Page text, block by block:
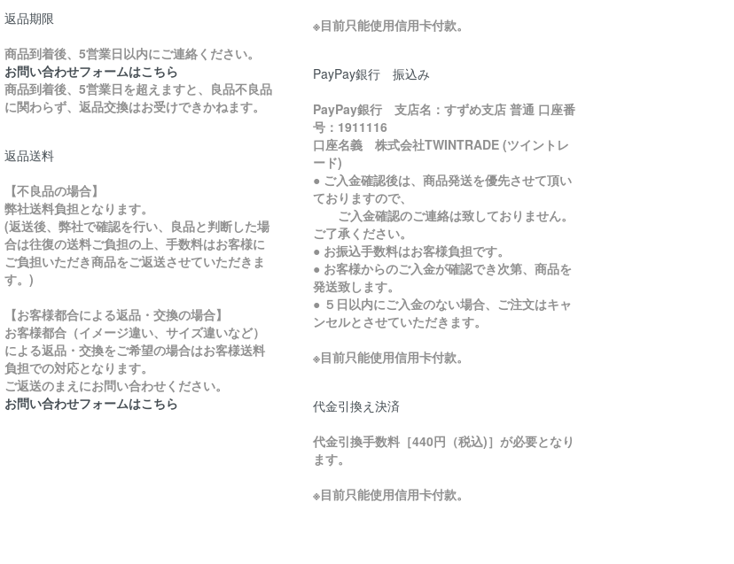
返品期限
商品到着後、5営業日以内にご連絡ください。
お問い合わせフォームはこちら
商品到着後、5営業日を超えますと、良品不良品
に関わらず、返品交換はお受けできかねます。
返品送料
【不良品の場合】
弊社送料負担となります。
(返送後、弊社で確認を行い、良品と判断した場
合は往復の送料ご負担の上、手数料はお客様に
ご負担いただき商品をご返送させていただきま
す。)
【お客様都合による返品・交換の場合】
お客様都合（イメージ違い、サイズ違いなど）
による返品・交換をご希望の場合はお客様送料
負担での対応となります。
ご返送のまえにお問い合わせください。
お問い合わせフォームはこちら
※目前只能使用信用卡付款。
PayPay銀行 振込み
PayPay銀行 支店名：すずめ支店 普通 口座番
号：1911116
口座名義 株式会社TWINTRADE (ツイントレ
ード)
● ご入金確認後は、商品発送を優先させて頂い
ておりますので、
ご入金確認のご連絡は致しておりません。
ご了承ください。
● お振込手数料はお客様負担です。
● お客様からのご入金が確認でき次第、商品を
発送致します。
● ５日以内にご入金のない場合、ご注文はキャ
ンセルとさせていただきます。
※目前只能使用信用卡付款。
代金引換え決済
代金引換手数料［440円（税込)］が必要となり
ます。
※目前只能使用信用卡付款。